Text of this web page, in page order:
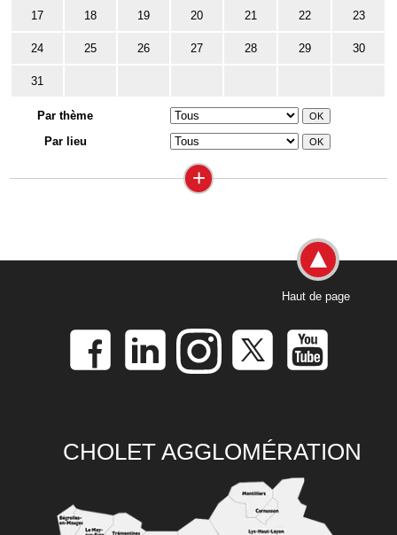
17 18 19 20 21 22 23
24 25 26 27 28 29 30
31
Par thème
Par lieu
+
Haut de page
CHOLET AGGLOMÉRATION